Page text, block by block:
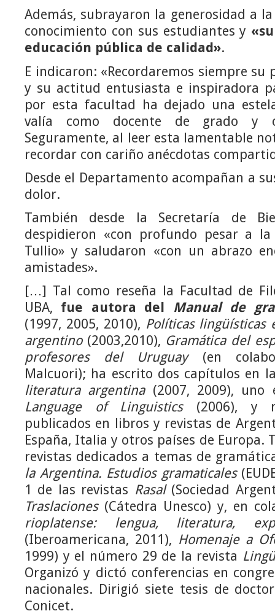
Además, subrayaron la generosidad a
conocimiento con sus estudiantes y
educación pública de calidad».
E indicaron: «Recordaremos siempre su
y su actitud entusiasta e inspiradora
por esta facultad ha dejado una
valía como docente de grado y
Seguramente, al leer esta lamentable
recordar con cariño anécdotas
Desde el Departamento acompañan a
dolor.
También desde la Secretaría de
despidieron «con profundo pesar a la
Tullio» y saludaron «con un abrazo
amistades».
[…] Tal como reseña la Facultad de
UBA, fue autora del Manual de
(1997, 2005, 2010), Políticas lingüísticas
argentino(2003,2010), Gramática del
profesores del Uruguay(en
Malcuori); ha escrito dos capítulos en
literatura argentina(2007, 2009),
Language of Linguistics(2006), y
publicados en libros y revistas de
España, Italia y otros países de Europa.
revistas dedicados a temas de
la Argentina. Estudios gramaticales
1 de las revistas Rasal(Sociedad
Traslaciones(Cátedra Unesco) y, en
rioplatense: lengua, literatura,
(Iberoamericana, 2011), Homenaje a
1999) y el número 29 de la revista
Organizó y dictó conferencias en
nacionales. Dirigió siete tesis de
Conicet.